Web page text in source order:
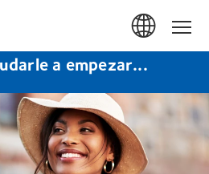
a empezar...